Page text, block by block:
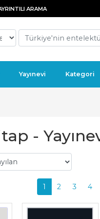
ARAMA
Yayınevi Kategori
-
1 2 3 4